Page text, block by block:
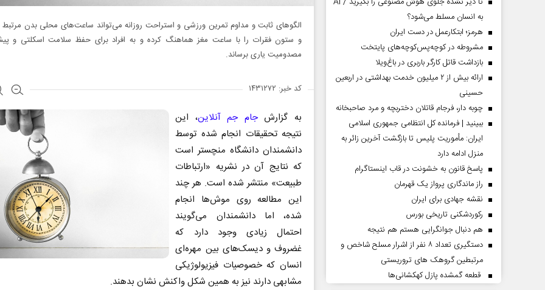
الگو‌های ثابت و مداوم تمرین ورزشی و استراحت روزانه می‌تواند ساعت‌های محلی بدن مرتبط
و ستون فقرات را با ساعت مغز هماهنگ کرده و به افراد برای حفظ سلامت اسکلتی و
مصدومیت یاری برساند.
کد خبر: ۱۴۳۱۲۷۲
به گزارشجام جم آنلاین، این
نتیجه تحقیقات انجام شده توسط
دانشمندان دانشگاه منچستر است
که نتایج آن در نشریه «ارتباطات
طبیعت» منتشر شده است. هر چند
این مطالعه روی موش‌ها انجام
شده، اما دانشمندان می‌گویند
احتمال زیادی وجود دارد که
غضروف و دیسک‌های بین مهره‌ای
انسان که خصوصیات فیزیولوژیکی
مشابهی دارند نیز به همین شکل واکنش نشان بدهند.
به انسان مسلط می‌شود؟
هرمز؛ ابتکارعمل در دست ایران
مشروطه در کوچه‌پس‌کوچه‌های پایتخت
بازداشت قاتل کارگر باربری در باغ‌ویلا
ارائه بیش از ۲ میلیون خدمت بهداشتی در اربعین
حسینی
چوبه دار، فرجام قاتلان دختربچه و مرد صاحبخانه
ببینید | فرمانده کل انتظامی جمهوری اسلامی
ایران­: مأموریت پلیس تا بازگشت آخرین زائر به
منزل ادامه دارد
پاسخ قانون به خشونت در قاب اینستاگرام
راز ماندگاری پرواز یک قهرمان
نقشه جهادی برای ایران
رکوردشکنی تاریخی بورس
هم دنبال جوانگرایی هستم هم نتیجه
دستگیری تعداد ۸ نفر از اشرار مسلح شاخص و
مرتبطین گروهک های تروریستی
قطعه گمشده پازل کهکشانی‌ها